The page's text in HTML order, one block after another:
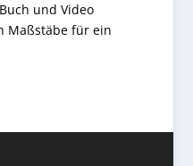
und Video
Maßstäbe für ein